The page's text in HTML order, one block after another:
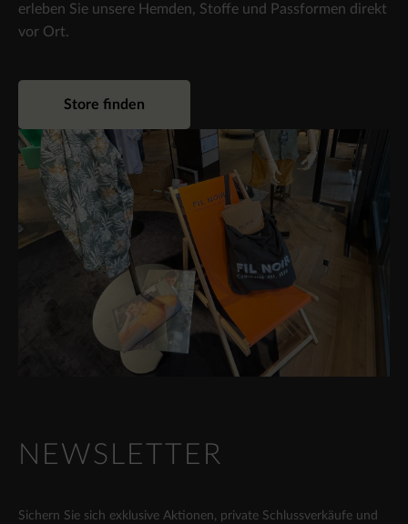
erleben Sie unsere Hemden, Stoffe und Passformen direkt
vor Ort.
Store finden
NEWSLETTER
Sichern Sie sich exklusive Aktionen, private Schlussverkäufe und